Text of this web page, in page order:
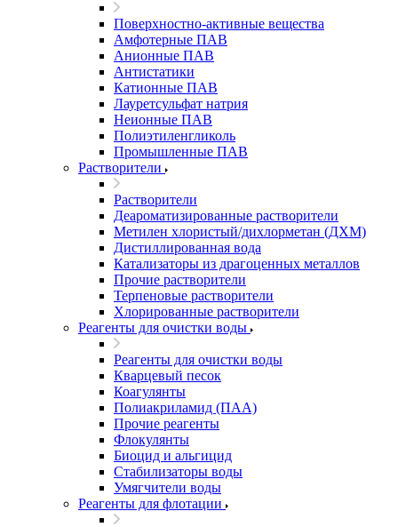
Поверхностно-активные вещества
Амфотерные ПАВ
Анионные ПАВ
Антистатики
Катионные ПАВ
Лауретсульфат натрия
Неионные ПАВ
Полиэтиленгликоль
Промышленные ПАВ
Растворители
Растворители
Деароматизированные растворители
Метилен хлористый/дихлорметан (ДХМ)
Дистиллированная вода
Катализаторы из драгоценных металлов
Прочие растворители
Терпеновые растворители
Хлорированные растворители
Реагенты для очистки воды
Реагенты для очистки воды
Кварцевый песок
Коагулянты
Полиакриламид (ПАА)
Прочие реагенты
Флокулянты
Биоцид и альгицид
Стабилизаторы воды
Умягчители воды
Реагенты для флотации